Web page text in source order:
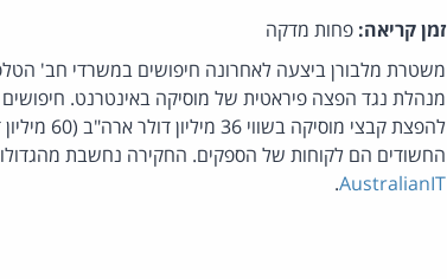
זמן קריאה: פחות מדקה
מנהלת נגד הפצה פיראטית של מוסיקה באינטרנט.
החשודים הם לקוחות של הספקים. החקירה נחשבת
AustralianIT
.